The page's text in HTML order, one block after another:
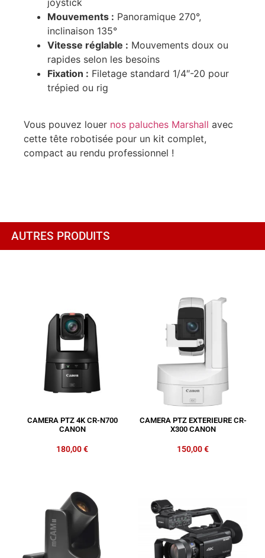
Mouvements : Panoramique 270°,
inclinaison 135°
Vitesse réglable : Mouvements doux ou
rapides selon les besoins
Fixation : Filetage standard 1/4″-20 pour
trépied ou rig
Vous pouvez louer nos paluches Marshall avec
cette tête robotisée pour un kit complet,
compact au rendu professionnel !
AUTRES PRODUITS
CAMERA PTZ 4K CR-N700
CANON
180,00€
CAMERA PTZ EXTERIEURE CR-
X300 CANON
150,00€